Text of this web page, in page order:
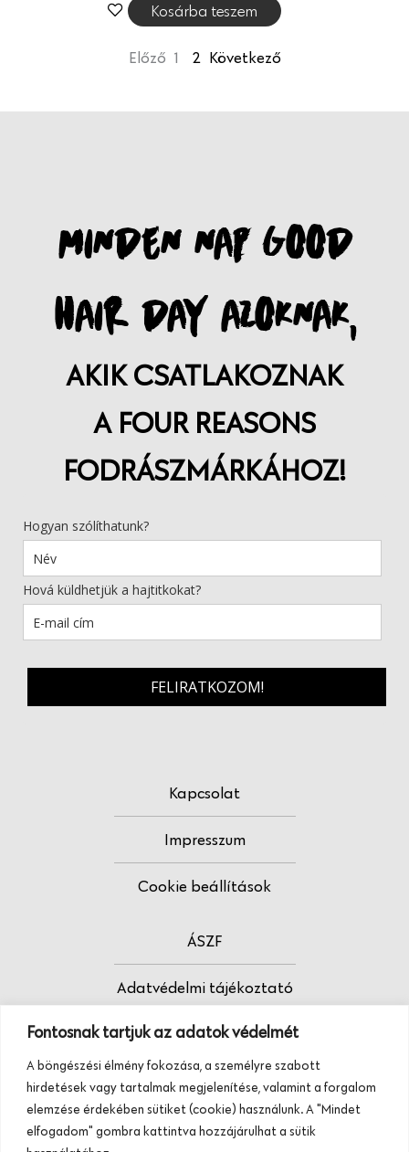
Fontosnak tartjuk az adatok védelmét
A böngészési élmény fokozása, a személyre szabott
hirdetések vagy tartalmak megjelenítése, valamint a forgalom
elemzése érdekében sütiket (cookie) használunk. A "Mindet
elfogadom" gombra kattintva hozzájárulhat a sütik
Kosárba teszem
Előző 1 2 Következő
MINDEN NAP GOOD
HAIR DAY AZOKNAK,
AKIK CSATLAKOZNAK
A FOUR REASONS
FODRÁSZMÁRKÁHOZ!
Hogyan szólíthatunk?
Hová küldhetjük a hajtitkokat?
FELIRATKOZOM!
Kapcsolat
Impresszum
Cookie beállítások
ÁSZF
Adatvédelmi tájékoztató
Fodrász vagy?
Tudj meg többet termékeinkről, szolgáltatásainkról.
Hívj minket, vagy üzenj nekünk ezen a
telefonszámon:
+36 20 945 84 74